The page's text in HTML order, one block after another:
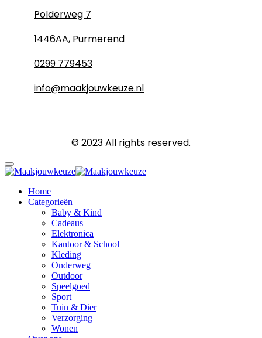
Polderweg 7
1446AA, Purmerend
0299 779453
info@maakjouwkeuze.nl
© 2023 All rights reserved.
Home
Categorieën
Baby & Kind
Cadeaus
Elektronica
Kantoor & School
Kleding
Onderweg
Outdoor
Speelgoed
Sport
Tuin & Dier
Verzorging
Wonen